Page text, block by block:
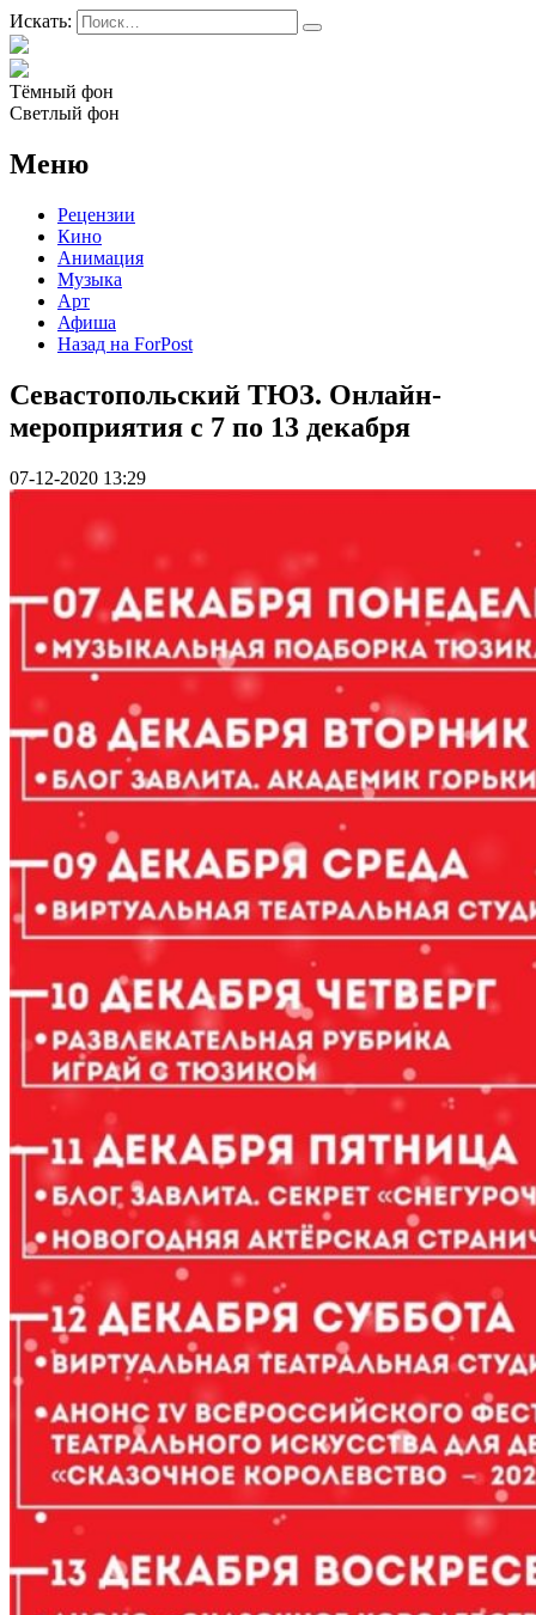
Искать:
Тёмный фон
Светлый фон
Меню
Рецензии
Кино
Анимация
Музыка
Арт
Афиша
Назад на ForPost
Севастопольский ТЮЗ. Онлайн-
мероприятия с 7 по 13 декабря
07-12-2020 13:29